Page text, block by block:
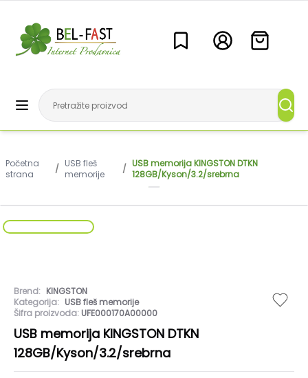
Početna
strana
/ USB fleš
memorije
/ USB memorija KINGSTON DTKN
128GB/Kyson/3.2/srebrna
Brend: KINGSTON
Kategorija: USB fleš memorije
Šifra proizvoda: UFE000170A00000
USB memorija KINGSTON DTKN
128GB/Kyson/3.2/srebrna